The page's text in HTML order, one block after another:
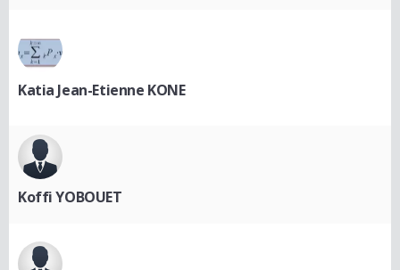
Katia Jean-Etienne KONE
Koffi YOBOUET